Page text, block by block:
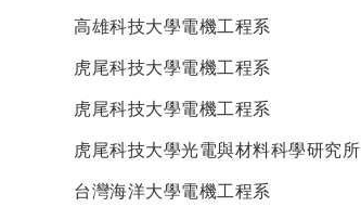
高雄科技大學電機工程系
虎尾科技大學電機工程系
虎尾科技大學電機工程系
虎尾科技大學光電與材料科學研究所
台灣海洋大學電機工程系